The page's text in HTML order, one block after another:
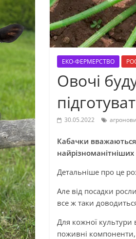
ЕКО-ФЕРМЕРСТВО
Овочі
30.05.2022
Кабачки
найрізноманітніших
Детальніше про це
Але від посадки
все ж таки
Для кожної культури
поживні